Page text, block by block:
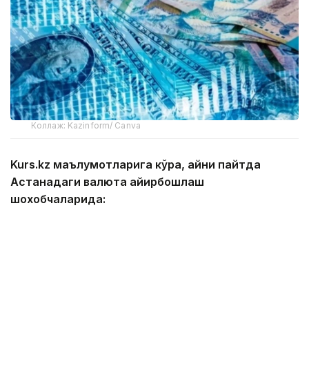
Коллаж: Kazinform/ Canva
Kurs.kz маълумотларига кўра, айни пайтда
Астанадаги валюта айирбошлаш
шохобчаларида: